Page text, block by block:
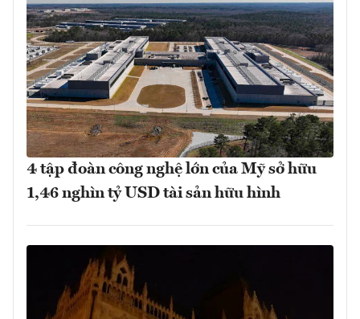
4 tập đoàn công nghệ lớn của Mỹ sở hữu
1,46 nghìn tỷ USD tài sản hữu hình